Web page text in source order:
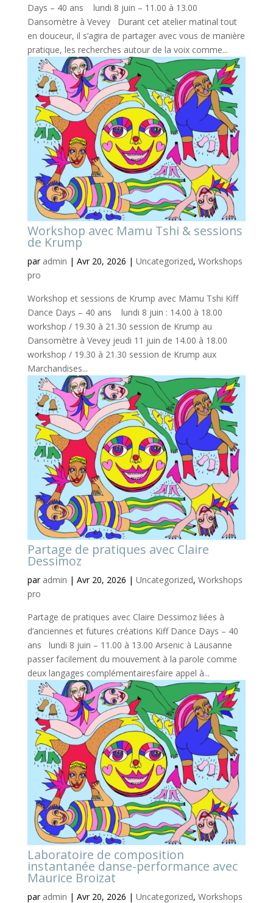
Days – 40 ans lundi 8 juin – 11.00 à 13.00
Dansomètre à Vevey Durant cet atelier matinal tout
en douceur, il s’agira de partager avec vous de manière
pratique, les recherches autour de la voix comme...
Workshop avec Mamu Tshi & sessions
de Krump
par admin | Avr 20, 2026 | Uncategorized, Workshops
pro
Workshop et sessions de Krump avec Mamu Tshi Kiff
Dance Days – 40 ans lundi 8 juin : 14.00 à 18.00
workshop / 19.30 à 21.30 session de Krump au
Dansomètre à Vevey jeudi 11 juin de 14.00 à 18.00
workshop / 19.30 à 21.30 session de Krump aux
Marchandises...
Partage de pratiques avec Claire
Dessimoz
par admin | Avr 20, 2026 | Uncategorized, Workshops
pro
Partage de pratiques avec Claire Dessimoz liées à
d’anciennes et futures créations Kiff Dance Days – 40
ans lundi 8 juin – 11.00 à 13.00 Arsenic à Lausanne
passer facilement du mouvement à la parole comme
deux langages complémentairesfaire appel à...
Laboratoire de composition
instantanée danse-performance avec
Maurice Broizat
par admin | Avr 20, 2026 | Uncategorized, Workshops